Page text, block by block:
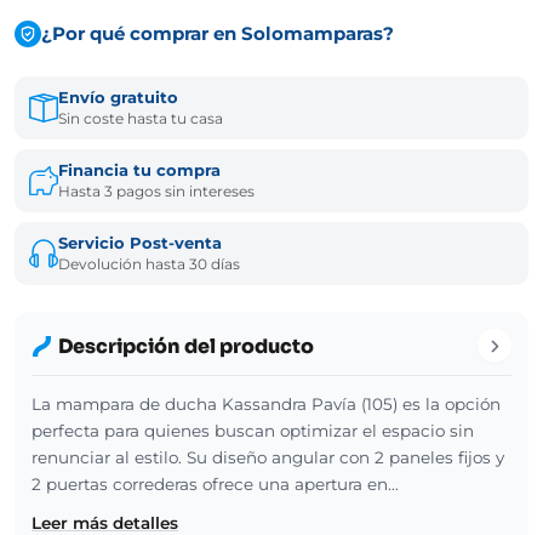
¿Por qué comprar en Solomamparas?
Envío gratuito
Sin coste hasta tu casa
Financia tu compra
Hasta 3 pagos sin intereses
Servicio Post-venta
Devolución hasta 30 días
Descripción del producto
La mampara de ducha Kassandra Pavía (105) es la opción
perfecta para quienes buscan optimizar el espacio sin
renunciar al estilo. Su diseño angular con 2 paneles fijos y
2 puertas correderas ofrece una apertura en…
Leer más detalles